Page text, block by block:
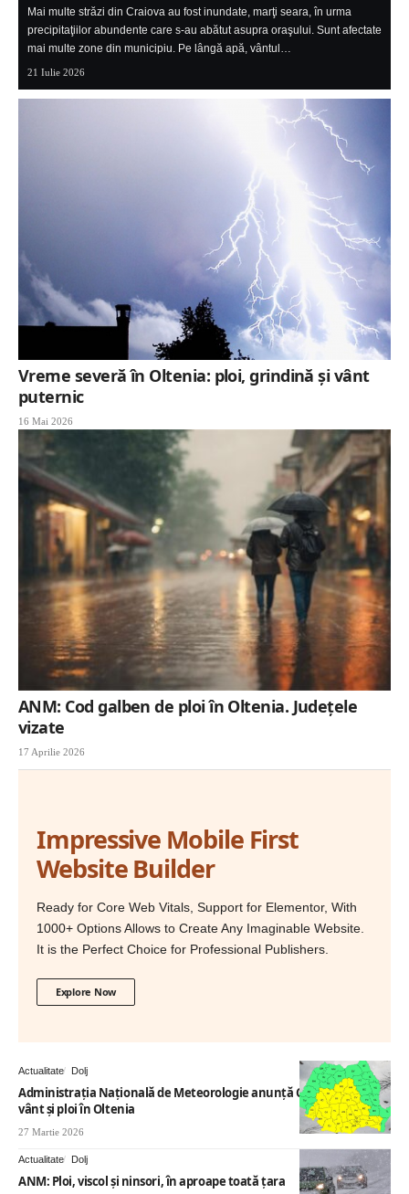
Mai multe străzi din Craiova au fost inundate, marţi seara, în urma
precipitaţiilor abundente care s-au abătut asupra oraşului. Sunt afectate
mai multe zone din municipiu. Pe lângă apă, vântul…
21 Iulie 2026
Vreme severă în Oltenia: ploi, grindină și vânt
puternic
16 Mai 2026
ANM: Cod galben de ploi în Oltenia. Județele
vizate
17 Aprilie 2026
Impressive Mobile First
Website Builder
Ready for Core Web Vitals, Support for Elementor, With
1000+ Options Allows to Create Any Imaginable Website.
It is the Perfect Choice for Professional Publishers.
Explore Now
Actualitate Dolj
Administrația Națională de Meteorologie anunță COD galben de
vânt și ploi în Oltenia
27 Martie 2026
Actualitate Dolj
ANM: Ploi, viscol și ninsori, în aproape toată țara